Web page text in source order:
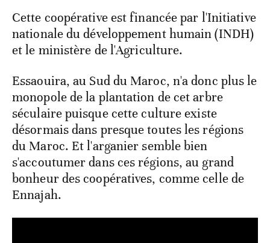
Cette coopérative est financée par l'Initiative
nationale du développement humain (INDH)
et le ministère de l'Agriculture.
Essaouira, au Sud du Maroc, n'a donc plus le
monopole de la plantation de cet arbre
séculaire puisque cette culture existe
désormais dans presque toutes les régions
du Maroc. Et l'arganier semble bien
s'accoutumer dans ces régions, au grand
bonheur des coopératives, comme celle de
Ennajah.